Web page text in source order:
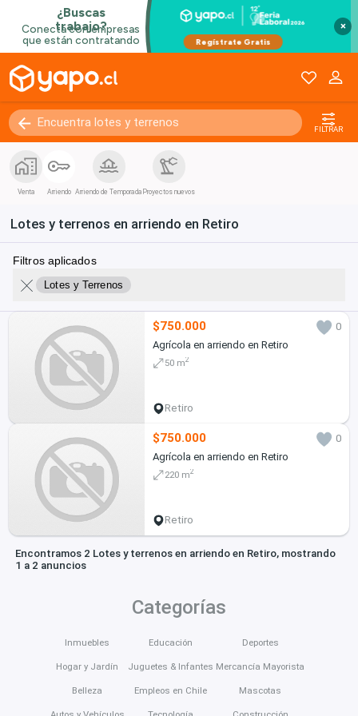
×
FILTRAR
Venta Arriendo Arriendo de Temporada Proyectos nuevos
Lotes y terrenos en arriendo en Retiro
Filtros aplicados
Lotes y Terrenos
$750.000
0
Agrícola en arriendo en Retiro
50 m2
Retiro
$750.000
0
Agrícola en arriendo en Retiro
220 m2
Retiro
Encontramos 2 Lotes y terrenos en arriendo en Retiro, mostrando
1 a 2 anuncios
Categorías
Inmuebles
Hogar y Jardín
Belleza
Educación
Juguetes & Infantes
Empleos en Chile
Deportes
Mercancía Mayorista
Mascotas